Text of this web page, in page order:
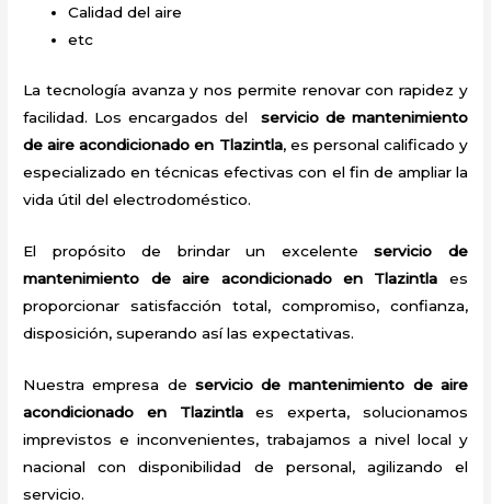
Calidad del aire
etc
La tecnología avanza y nos permite renovar con rapidez y
facilidad. Los encargados del servicio de mantenimiento
de aire acondicionado en Tlazintla, es personal calificado y
especializado en técnicas efectivas con el fin de ampliar la
vida útil del electrodoméstico.
El propósito de brindar un excelenteservicio de
mantenimiento de aire acondicionado en Tlazintla es
proporcionar satisfacción total, compromiso, confianza,
disposición, superando así las expectativas.
Nuestra empresa de servicio de mantenimiento de aire
acondicionado en Tlazintlaes experta, solucionamos
imprevistos e inconvenientes, trabajamos a nivel local y
nacional con disponibilidad de personal, agilizando el
servicio.